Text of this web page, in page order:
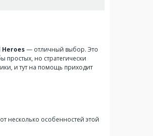
Heroes — отличный выбор. Это
простых, но стратегически
и тут на помощь приходит
несколько особенностей этой